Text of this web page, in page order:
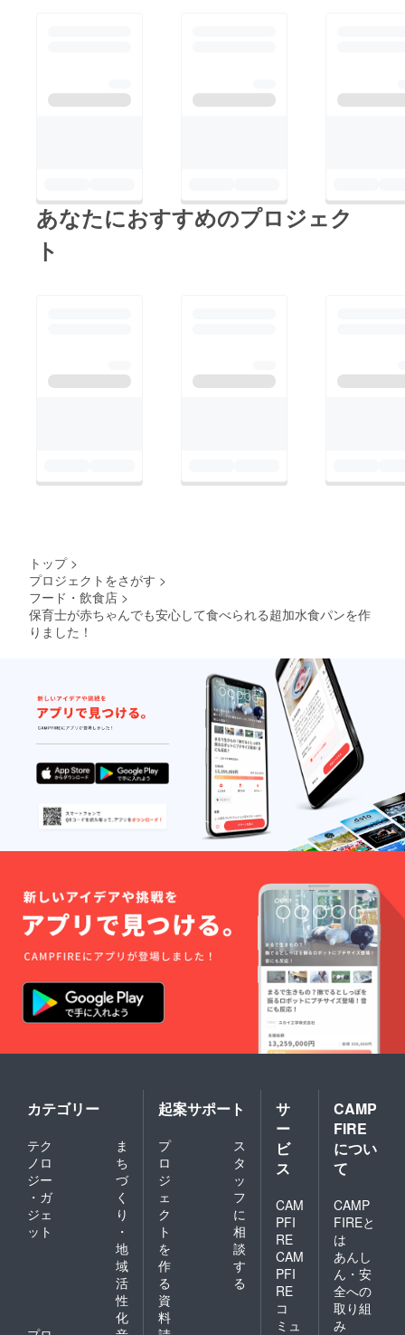
あなたにおすすめのプロジェク
ト
トップ >
プロジェクトをさがす >
フード・飲食店 >
保育士が赤ちゃんでも安心して食べられる超加水食パンを作
りました！
カテゴリー
テク
ノロ
ジー
・ガ
ジェ
ット
ま
ち
づ
く
り
・
地
域
活
性
化
起案サポート
プ
ロ
ジ
ェ
ク
ト
を
作
る
ス
タ
ッ
フ
に
相
談
す
る
資
料
サ
ー
ビ
ス
CAM
PFI
RE
CAM
PFI
RE
コ
ミュ
CAMP
FIRE
につい
て
CAMP
FIREと
は
あんし
ん・安
全への
取り組
み